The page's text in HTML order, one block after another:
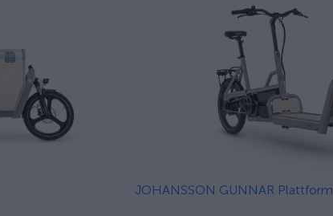
JOHANSSON GUNNAR Plattform